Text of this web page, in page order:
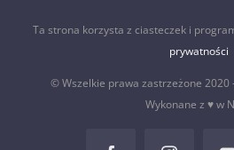
Ta strona korzysta z ciasteczek i
prywatności
© Wszelkie prawa zastrzeżone 2020
Wykonane z ♥ w